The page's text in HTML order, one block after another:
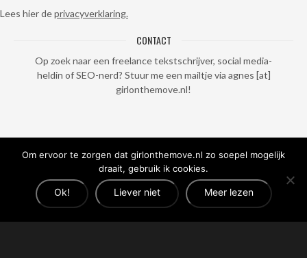
Lees hier deprivacyverklaring.
CONTACT
Op zoek naar een freelance tekstschrijver, social media-
heldin of SEO-nerd? Stuur me een mailtje via agnes [at]
girlonthemove.nl!
Om ervoor te zorgen dat girlonthemove.nl zo soepel mogelijk
draait, gebruik ik cookies.
Ok! Liever niet Meer lezen